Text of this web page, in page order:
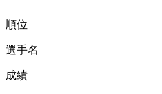
順位
選手名
成績